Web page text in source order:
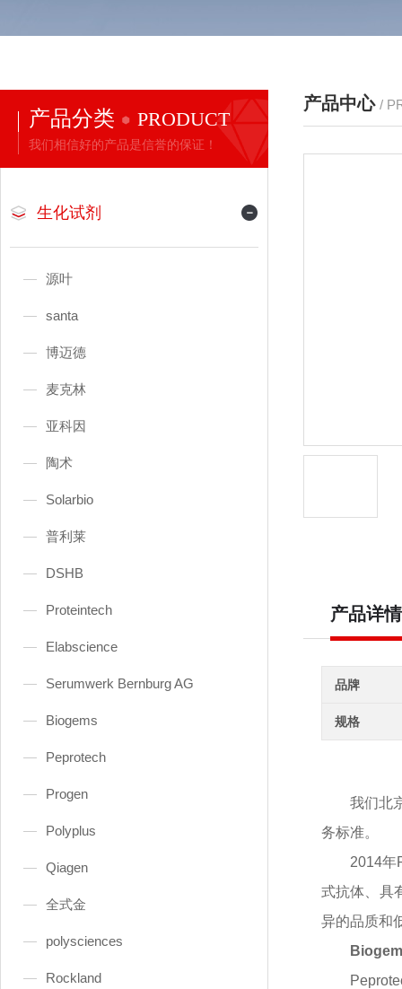
产品分类 PRODUCT
我们相信好的产品是信誉的保证！
生化试剂
源叶
santa
博迈德
麦克林
亚科因
陶术
Solarbio
普利莱
DSHB
Proteintech
Elabscience
Serumwerk Bernburg AG
Biogems
Peprotech
Progen
Polyplus
Qiagen
全式金
polysciences
Rockland
产品中心 /
产品详情
品牌
规格
我们北
务标准。
2014年
式抗体、具
异的品质和